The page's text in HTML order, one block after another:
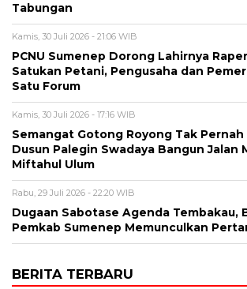
Tabungan
Kamis, 30 Juli 2026 - 21:06 WIB
PCNU Sumenep Dorong Lahirnya
Satukan Petani, Pengusaha dan
Satu Forum
Kamis, 30 Juli 2026 - 17:16 WIB
Semangat Gotong Royong Tak Pernah
Dusun Palegin Swadaya Bangun Jalan
Miftahul Ulum
Rabu, 29 Juli 2026 - 22:20 WIB
Dugaan Sabotase Agenda Tembakau,
Pemkab Sumenep Memunculkan
BERITA TERBARU